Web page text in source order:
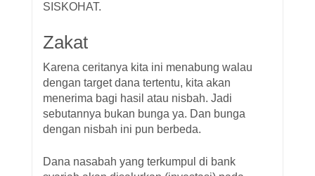
SISKOHAT.
Zakat
Karena ceritanya kita ini menabung walau
dengan target dana tertentu, kita akan
menerima bagi hasil atau nisbah. Jadi
sebutannya bukan bunga ya. Dan bunga
dengan nisbah ini pun berbeda.
Dana nasabah yang terkumpul di bank